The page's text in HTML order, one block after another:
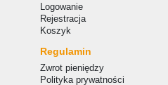
Logowanie
Rejestracja
Koszyk
Regulamin
Zwrot pieniędzy
Polityka prywatności